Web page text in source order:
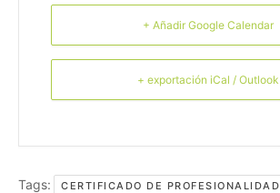
+ Añadir Google Calendar
+ exportación iCal / Outlook
Tags: CERTIFICADO DE PROFESIONALIDAD